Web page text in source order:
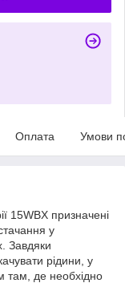
Оплата Умови
15WBX призначені
у
Завдяки
рідини, у
там, де необхідно